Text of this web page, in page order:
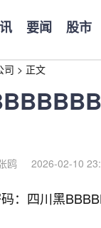
要闻 股市
司 > 正文
鸥 2026-02-10
：四川黑